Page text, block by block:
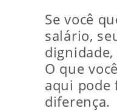
Se você
salário,
O que
aqui pode
diferença.